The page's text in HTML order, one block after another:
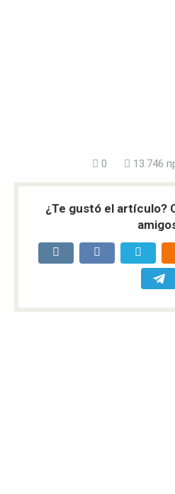
0 13.746
¿Te gustó el artículo?